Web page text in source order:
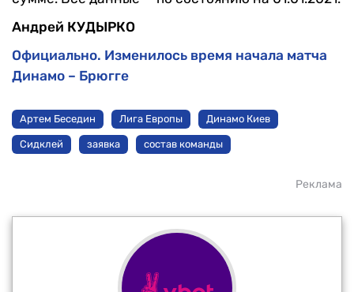
Андрей КУДЫРКО
Официально. Изменилось время начала матча
Динамо – Брюгге
Артем Беседин Лига Европы Динамо Киев
Сидклей заявка состав команды
Реклама